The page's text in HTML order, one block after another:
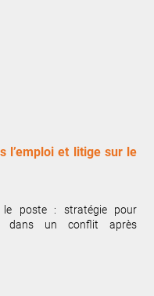
l’emploi et litige sur le
le poste : stratégie pour
dans un conflit après